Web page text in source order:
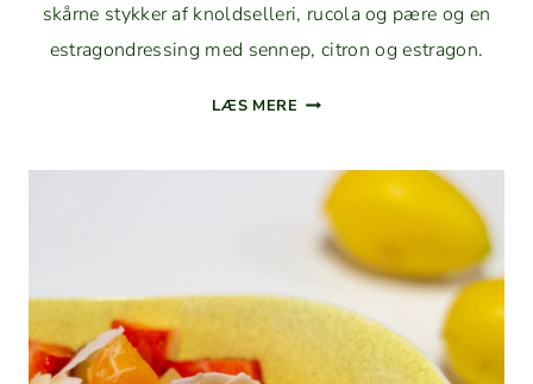
skårne stykker af knold­sel­leri, ruco­la og pære og en
estragondress­ing med sen­nep, cit­ron og estragon.
LÆS MERE SPID­
SEL­
ERI,
PÆRE
OG
ESTRAGONDRESSING